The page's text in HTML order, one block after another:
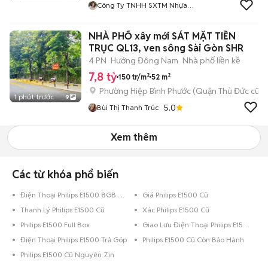
Công Ty TNHH SXTM Nhựa
1 phút trước 9
NHÀ PHỐ xây mới SÁT MẶT TIỀN
TRỤC QL13, ven sông Sài Gòn SHR
4 PN Hướng Đông Nam Nhà phố liền kề
7,8 tỷ 150 tr/m² 52 m²
Phường Hiệp Bình Phước (Quận Thủ Đức cũ)
Bùi Thị Thanh Trúc 5.0
Xem thêm
Các từ khóa phổ biến
Điện Thoại Philips E1500 8GB Vàng
Giá Philips E1500 Cũ
Thanh Lý Philips E1500 Cũ
Xác Philips E1500 Cũ
Philips E1500 Full Box
Giao Lưu Điện Thoại Philips E1500
Điện Thoại Philips E1500 Trả Góp
Philips E1500 Cũ Còn Bảo Hành
Philips E1500 Cũ Nguyên Zin